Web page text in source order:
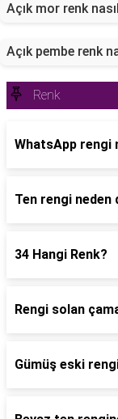
Açık mor renk
Açık pembe renk
Renk
WhatsApp rengi
Ten rengi neden
34 Hangi Renk?
Rengi solan
Gümüş eski